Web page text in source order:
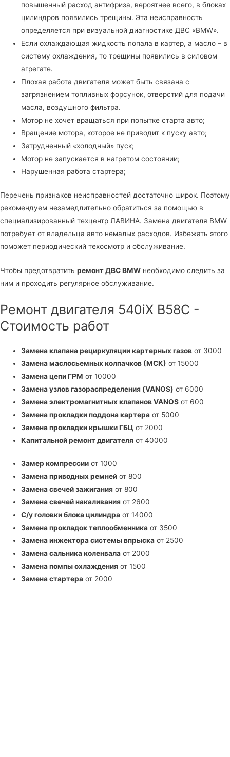
повышенный расход антифриза, вероятнее всего, в блоках
цилиндров появились трещины. Эта неисправность
определяется при визуальной диагностике ДВС «BMW».
Если охлаждающая жидкость попала в картер, а масло – в
систему охлаждения, то трещины появились в силовом
агрегате.
Плохая работа двигателя может быть связана с
загрязнением топливных форсунок, отверстий для подачи
масла, воздушного фильтра.
Мотор не хочет вращаться при попытке старта авто;
Вращение мотора, которое не приводит к пуску авто;
Затрудненный «холодный» пуск;
Мотор не запускается в нагретом состоянии;
Нарушенная работа стартера;
Перечень признаков неисправностей достаточно широк. Поэтому
рекомендуем незамедлительно обратиться за помощью в
специализированный техцентр ЛАВИНА. Замена двигателя BMW
потребует от владельца авто немалых расходов. Избежать этого
поможет периодический техосмотр и обслуживание.
Чтобы предотвратить ремонт ДВС BMW необходимо следить за
ним и проходить регулярное обслуживание.
Ремонт двигателя 540iX B58C -
Стоимость работ
Замена клапана рециркуляции картерных газов от 3000
Замена маслосьемных колпачков (МСК) от 15000
Замена цепи ГРМ от 10000
Замена узлов газораспределения (VANOS) от 6000
Замена электромагнитных клапанов VANOS от 600
Замена прокладки поддона картера от 5000
Замена прокладки крышки ГБЦ от 2000
Капитальной ремонт двигателя от 40000
Замер компрессии от 1000
Замена приводных ремней от 800
Замена свечей зажигания от 800
Замена свечей накаливания от 2600
С/у головки блока цилиндра от 14000
Замена прокладок теплообменника от 3500
Замена инжектора системы впрыска от 2500
Замена сальника коленвала от 2000
Замена помпы охлаждения от 1500
Замена стартера от 2000